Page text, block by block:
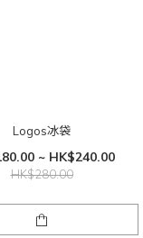
Logos冰袋
~ HK$240.00
HK$280.00